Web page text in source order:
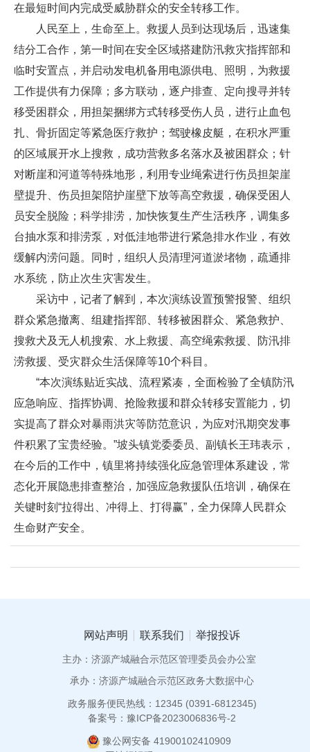
在最短时间内完成受威胁群众的安全转移工作。
人民至上，生命至上。救援人员到达现场后，迅速集
结分工合作，第一时间在安全区域搭建防汛救灾指挥部和
临时安置点，并启动发电机备用电源供电、照明，为救援
工作提供有力保障；多方联动，逐户排查、定向搜寻并转
移受困群众，用担架捆绑方式转移受伤人员，进行止血包
扎、骨折固定等紧急医疗救护；驾驶橡皮艇，在积水严重
的区域展开水上搜救，成功营救多名落水及被困群众；针
对断崖和河道等特殊地形，利用专业绳索进行伤员担架崖
壁提升、伤员担架陪护崖壁下放等高空救援，确保受困人
员安全脱险；科学排涝，加快恢复生产生活秩序，调集多
台抽水泵和排涝泵，对低洼地带进行紧急排水作业，有效
缓解内涝问题。同时，组织人员清理河道淤堵物，疏通排
水系统，防止次生灾害发生。
采访中，记者了解到，本次演练设置预警报警、组织
群众紧急撤离、组建指挥部、转移被困群众、紧急救护、
搜救犬及无人机搜索、水上救援、高空绳索救援、防汛排
涝救援、受灾群众生活保障等10个科目。
“本次演练贴近实战、流程紧凑，全面检验了全镇防汛
应急响应、指挥协调、抢险救援和群众转移安置能力，切
实提高了群众对暴雨洪灾等防范意识，为应对汛期突发事
件积累了宝贵经验。”坡头镇党委委员、副镇长王玮表示，
在今后的工作中，镇里将持续强化应急管理体系建设，常
态化开展隐患排查整治，加强应急救援队伍培训，确保在
关键时刻“拉得出、冲得上、打得赢”，全力保障人民群众
生命财产安全。
网站声明 联系我们 举报投诉
主办：济源产城融合示范区管理委员会办公室
承办：济源产城融合示范区政务大数据中心
政务服务便民热线：12345 (0391-6812345)
备案号：豫ICP备2023006836号-2
豫公网安备 41900102410909